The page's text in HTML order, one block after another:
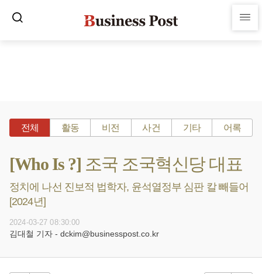
전체 활동 비전 사건 기타 어록
[Who Is ?] 조국 조국혁신당 대표
정치에 나선 진보적 법학자, 윤석열정부 심판 칼 빼들어
[2024년]
2024-03-27 08:30:00
김대철 기자 - dckim@businesspost.co.kr